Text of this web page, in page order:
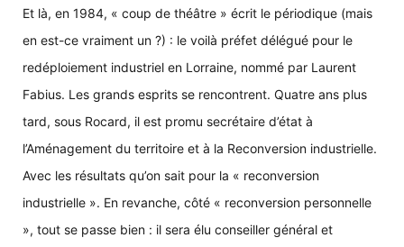
Et là, en 1984, « coup de théâtre » écrit le périodique (mais
en est-ce vraiment un ?) : le voilà préfet délégué pour le
redéploiement industriel en Lorraine, nommé par Laurent
Fabius. Les grands esprits se rencontrent. Quatre ans plus
tard, sous Rocard, il est promu secrétaire d’état à
l’Aménagement du territoire et à la Reconversion industrielle.
Avec les résultats qu’on sait pour la « reconversion
industrielle ». En revanche, côté « reconversion personnelle
», tout se passe bien : il sera élu conseiller général et